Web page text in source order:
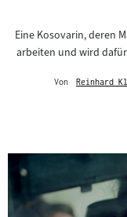
Eine Kosovarin, deren
arbeiten und wird
Von
Reinhard